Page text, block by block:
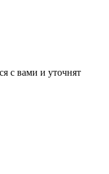
с вами и уточнят